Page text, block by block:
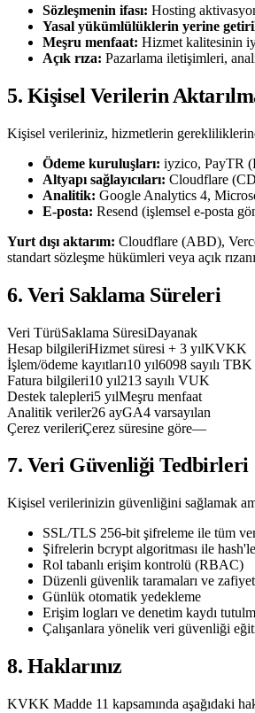
Sözleşmenin ifası: Hosting
Yasal yükümlülüklerin yerine
Meşru menfaat: Hizmet kalitesinin
Açık rıza: Pazarlama iletişimleri,
5. Kişisel Verilerin
Kişisel verileriniz, hizmetlerin
Ödeme kuruluşları: iyzico, PayTR
Altyapı sağlayıcıları: Cloudflare
Analitik: Google Analytics 4,
E-posta: Resend (işlemsel e-posta
Yurt dışı aktarım: Cloudflare (ABD),
standart sözleşme hükümleri veya açık
6. Veri Saklama Süreleri
Veri TürüSaklama SüresiDayanak
Hesap bilgileriHizmet süresi + 3 yılKVKK
İşlem/ödeme kayıtları10 yıl6098 sayılı TBK
Fatura bilgileri10 yıl213 sayılı VUK
Destek talepleri5 yılMeşru menfaat
Analitik veriler26 ayGA4 varsayılan
Çerez verileriÇerez süresine göre—
7. Veri Güvenliği Tedbirleri
Kişisel verilerinizin güvenliğini sağlamak
SSL/TLS 256-bit şifreleme ile tüm
Şifrelerin bcrypt algoritması ile
Rol tabanlı erişim kontrolü (RBAC)
Düzenli güvenlik taramaları ve
Günlük otomatik yedekleme
Erişim logları ve denetim kaydı
Çalışanlara yönelik veri güvenliği
8. Haklarınız
KVKK Madde 11 kapsamında aşağıdaki